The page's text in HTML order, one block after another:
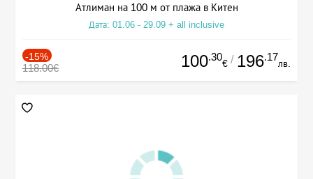
Атлиман на 100 м от плажа в Китен
Дата: 01.06 - 29.09 + all inclusive
-15%
118.00€ 100.30
€ / 196.17
лв.